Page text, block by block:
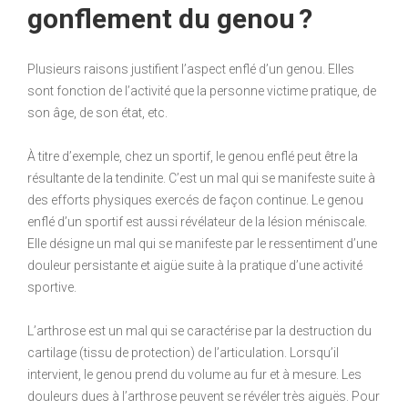
gonflement du genou ?
Plusieurs raisons justifient l’aspect enflé d’un genou. Elles
sont fonction de l’activité que la personne victime pratique, de
son âge, de son état, etc.
À titre d’exemple, chez un sportif, le genou enflé peut être la
résultante de la tendinite. C’est un mal qui se manifeste suite à
des efforts physiques exercés de façon continue. Le genou
enflé d’un sportif est aussi révélateur de la lésion méniscale.
Elle désigne un mal qui se manifeste par le ressentiment d’une
douleur persistante et aigüe suite à la pratique d’une activité
sportive.
L’arthrose est un mal qui se caractérise par la destruction du
cartilage (tissu de protection) de l’articulation. Lorsqu’il
intervient, le genou prend du volume au fur et à mesure. Les
douleurs dues à l’arthrose peuvent se révéler très aiguës. Pour